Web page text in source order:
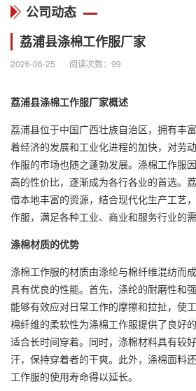
公司动态
荔浦县涤棉工作服厂家
2026-06-25 阅读次数： 99
荔浦县涤棉工作服厂家概述
荔浦县位于中国广西壮族自治区，拥有丰
着经济的发展和工业化进程的加快，对劳
作服的市场也随之蓬勃发展。涤棉工作服
高的性价比，逐渐成为各行各业的首选。
借本地丰富的资源，结合现代化生产工艺
作服，满足各种工业、商业和服务行业的需
涤棉材质的优势
涤棉工作服的材质由涤纶与棉纤维混纺而
具有优良的性能。首先，涤纶的耐磨性和
能够有效应对日常工作的摩擦和拉扯，使
棉纤维的柔软性为涤棉工作服提供了良好
适合长时间穿着。同时，涤棉材料具有较
汗，保持穿着者的干爽。此外，涤棉面料
工作服的使用寿命得以延长。